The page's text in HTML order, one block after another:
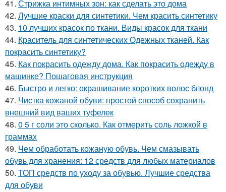
41. Стрижка интимных зон: как сделать это дома
42. Лучшие краски для синтетики. Чем красить синтетику
43. 10 лучших красок по ткани. Виды красок для ткани
44. Краситель для синтетических Одежных тканей. Как
покрасить синтетику?
45. Как покрасить одежду дома. Как покрасить одежду в
машинке? Пошаговая инструкция
46. Быстро и легко: окрашивание коротких волос блонд
47. Чистка кожаной обуви: простой способ сохранить
внешний вид ваших туфелек
48. 0 5 г соли это сколько. Как отмерить соль ложкой в
граммах
49. Чем обработать кожаную обувь. Чем смазывать
обувь для хранения: 12 средств для любых материалов
50. ТОП средств по уходу за обувью. Лучшие средства
для обуви